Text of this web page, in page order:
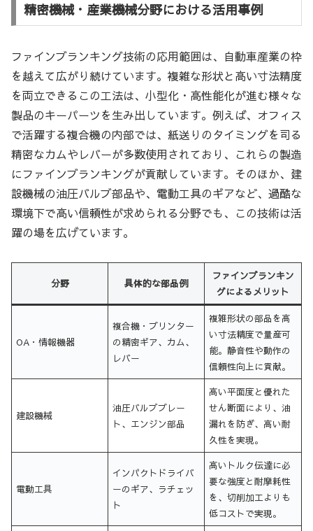
精密機械・産業機械分野における活用事例
ファインブランキング技術の応用範囲は、自動車産業の枠
を越えて広がり続けています。複雑な形状と高い寸法精度
を両立できるこの工法は、小型化・高性能化が進む様々な
製品のキーパーツを生み出しています。例えば、オフィス
で活躍する複合機の内部では、紙送りのタイミングを司る
精密なカムやレバーが多数使用されており、これらの製造
にファインブランキングが貢献しています。そのほか、建
設機械の油圧バルブ部品や、電動工具のギアなど、過酷な
環境下で高い信頼性が求められる分野でも、この技術は活
躍の場を広げています。
分野 具体的な部品例
ファインブランキン
グによるメリット
OA・情報機器
複合機・プリンター
の精密ギア、カム、
レバー
複雑形状の部品を高
い寸法精度で量産可
能。静音性や動作の
信頼性向上に貢献。
建設機械
油圧バルブプレー
ト、エンジン部品
高い平面度と優れた
せん断面により、油
漏れを防ぎ、高い耐
久性を実現。
電動工具
インパクトドライバ
ーのギア、ラチェッ
ト
高いトルク伝達に必
要な強度と耐摩耗性
を、切削加工よりも
低コストで実現。